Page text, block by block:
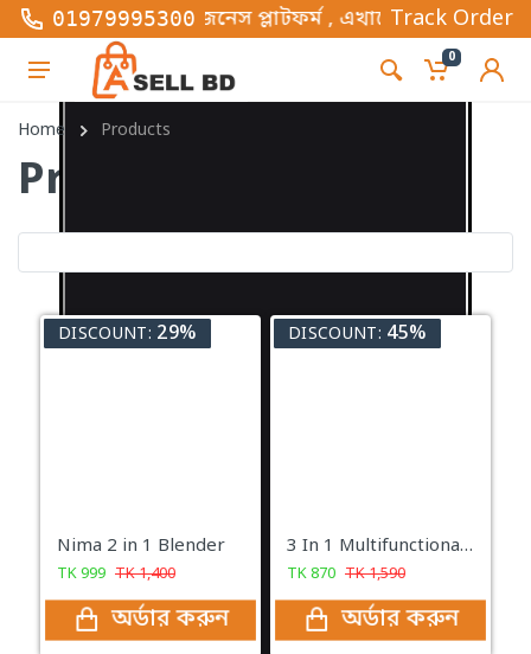
01979995300
কমার্স বিজনেস প্লাটফর্ম , এখানে সব ধরনের ফ্যাশন
Track Order
0
Home Products
Products
DISCOUNT: 29%
Nima 2 in 1 Blender
TK999 TK1,400
অর্ডার করুন
DISCOUNT: 45%
3 In 1 Multifunctional Stainless Steel Basin With Vegetable Cutter with Drain Basket
TK870 TK1,590
অর্ডার করুন